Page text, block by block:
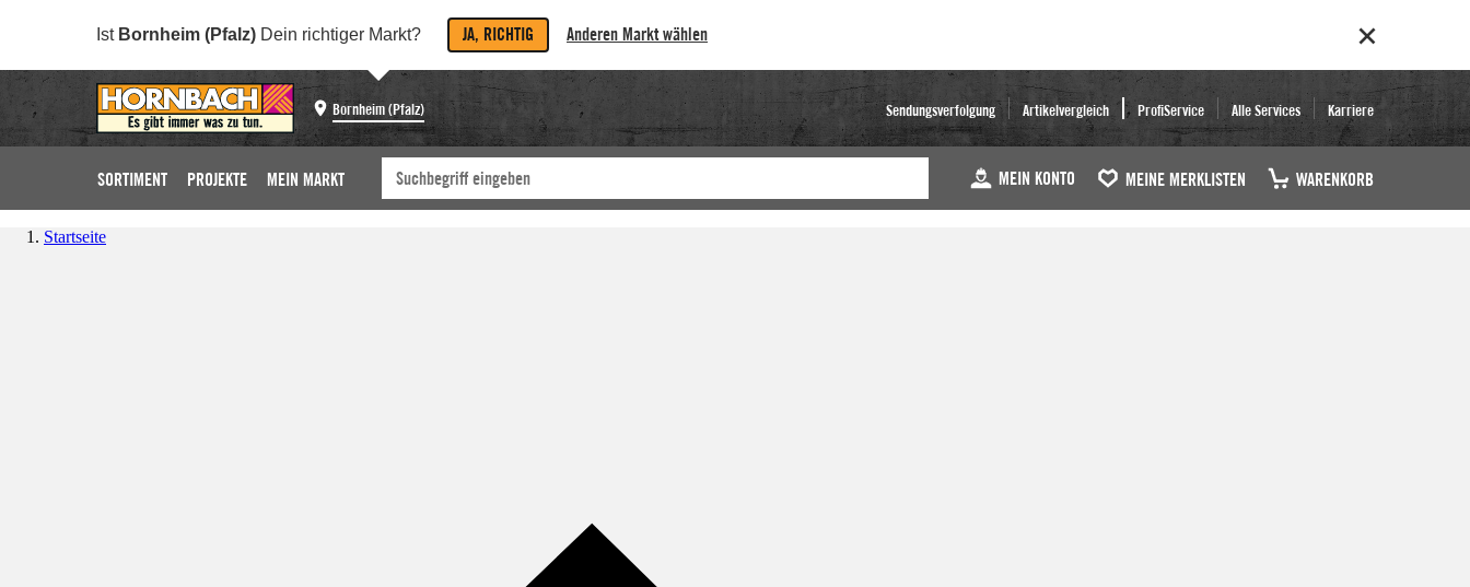
Ist Bornheim (Pfalz) Dein richtiger Markt? JA, RICHTIG Anderen Markt wählen
Bornheim (Pfalz) Sendungsverfolgung Artikelvergleich ProfiService Alle Services Karriere
SORTIMENT PROJEKTE MEIN MARKT MEIN KONTO MEINE MERKLISTEN WARENKORB
Startseite